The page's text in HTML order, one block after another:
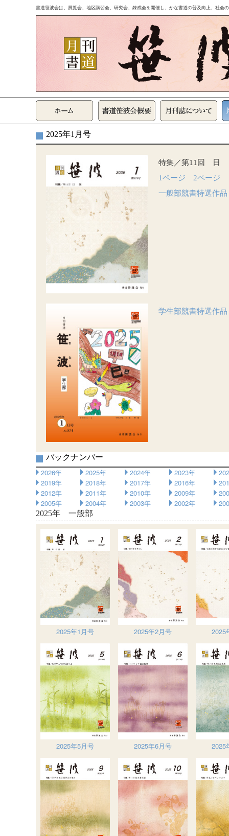
書道笹波会は、展覧会、地区講習会、研究会、錬成会を開催し、かな書道の普及向上、社会
2025年1月号
特集／第11回
1ページ
2ページ
一般部競書特選作品
学生部競書特選作品
バックナンバー
2026年 2025年 2024年 2023年
2019年
2018年 2017年 2016年
2012年
2011年 2010年 2009年
2005年
2004年 2003年 2002年
2025年 一般部
2025年1月号 2025年2月号 2025
2025年5月号 2025年6月号 2025